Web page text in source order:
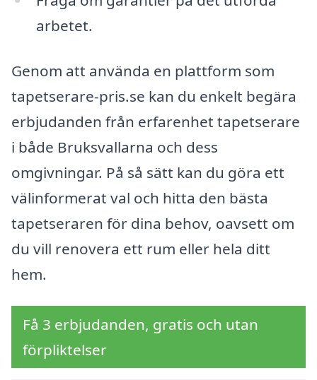
arbetet.
Genom att använda en plattform som
tapetserare-pris.se kan du enkelt begära
erbjudanden från erfarenhet tapetserare
i både Bruksvallarna och dess
omgivningar. På så sätt kan du göra ett
välinformerat val och hitta den bästa
tapetseraren för dina behov, oavsett om
du vill renovera ett rum eller hela ditt
hem.
Få 3 erbjudanden, gratis och utan
förpliktelser